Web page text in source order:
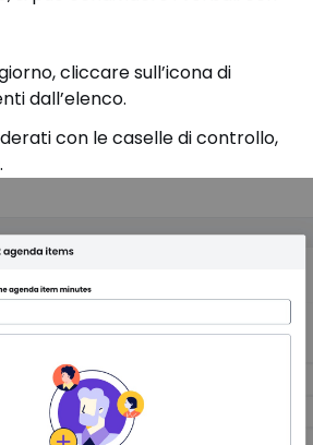
cliccare sull’icona di
dall’elenco.
con le caselle di controllo,